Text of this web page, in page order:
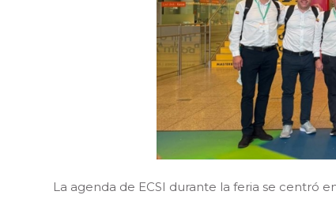
La agenda de ECSI durante la feria se centró